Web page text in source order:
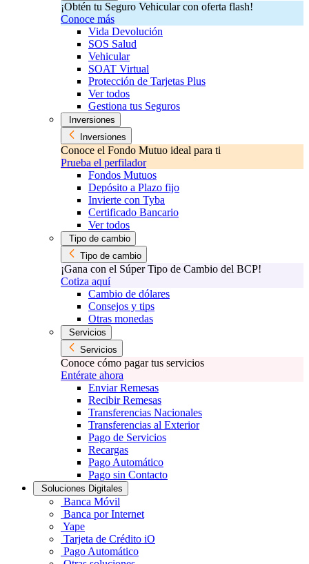
¡Obtén tu Seguro Vehicular con oferta flash!
Conoce más
Vida Devolución
SOS Salud
Vehicular
SOAT Virtual
Protección de Tarjetas Plus
Ver todos
Gestiona tus Seguros
Inversiones
Inversiones
Conoce el Fondo Mutuo ideal para ti
Prueba el perfilador
Fondos Mutuos
Depósito a Plazo fijo
Invierte con Tyba
Certificado Bancario
Ver todos
Tipo de cambio
Tipo de cambio
¡Gana con el Súper Tipo de Cambio del BCP!
Cotiza aquí
Cambio de dólares
Consejos y tips
Otras monedas
Servicios
Servicios
Conoce cómo pagar tus servicios
Entérate ahora
Enviar Remesas
Recibir Remesas
Transferencias Nacionales
Transferencias al Exterior
Pago de Servicios
Recargas
Pago Automático
Pago sin Contacto
Soluciones Digitales
Banca Móvil
Banca por Internet
Yape
Tarjeta de Crédito iO
Pago Automático